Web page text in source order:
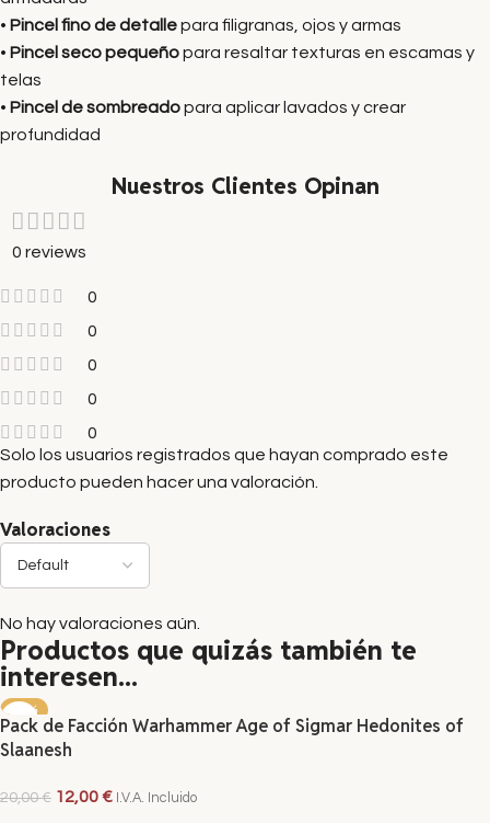
• Pincel fino de detallepara filigranas, ojos y armas
• Pincel seco pequeñopara resaltar texturas en escamas y
telas
• Pincel de sombreadopara aplicar lavados y crear
profundidad
Nuestros Clientes Opinan
0 reviews
0
0
0
0
0
Valoraciones
No hay valoraciones aún.
Solo los usuarios registrados que hayan comprado este
producto pueden hacer una valoración.
Productos que quizás también te
interesen...
-40%
Pack de Facción Warhammer Age of Sigmar Hedonites of
Slaanesh
20,00€ 12,00€ I.V.A. Incluido